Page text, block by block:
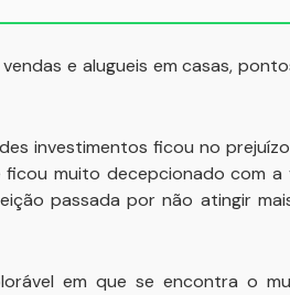
e alugueis em casas,
investimentos ficou no
muito decepcionado com
passada por não atingir
em que se encontra o